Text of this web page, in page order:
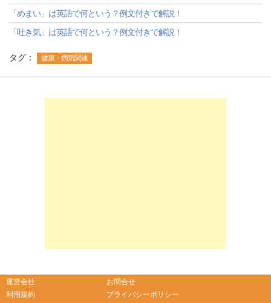
「めまい」は英語で何という？例文付きで解説！
「吐き気」は英語で何という？例文付きで解説！
タグ： 健康・病気関連
運営会社
お問合せ
利用規約
プライバシーポリシー